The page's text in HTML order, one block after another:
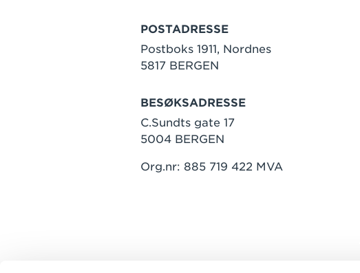
POSTADRESSE
Postboks 1911, Nordnes
5817 BERGEN
BESØKSADRESSE
C.Sundts gate 17
5004 BERGEN
Org.nr: 885 719 422 MVA